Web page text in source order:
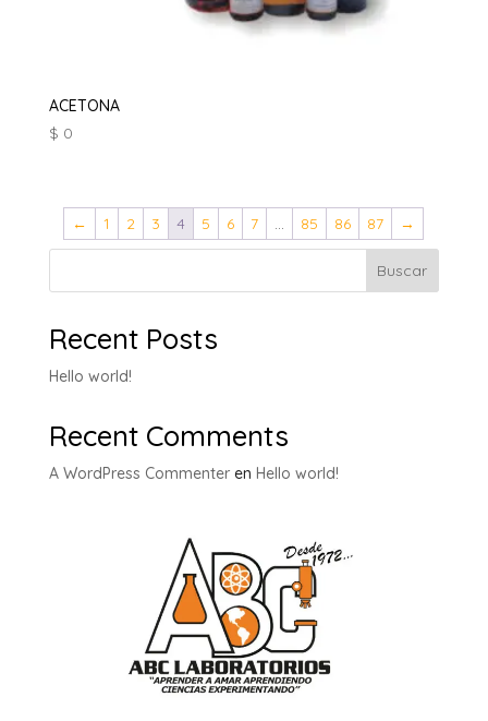
ACETONA
$ 0
← 1 2 3 4 5 6 7 … 85 86 87 →
Buscar
Recent Posts
Hello world!
Recent Comments
A WordPress Commenteren Hello world!